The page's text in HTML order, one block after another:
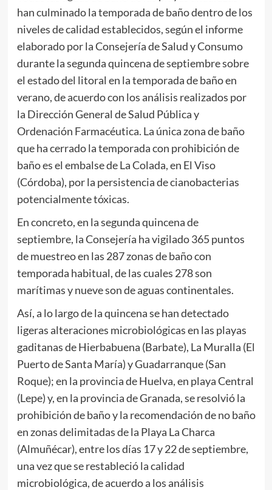
han culminado la temporada de baño dentro de los
niveles de calidad establecidos, según el informe
elaborado por la Consejería de Salud y Consumo
durante la segunda quincena de septiembre sobre
el estado del litoral en la temporada de baño en
verano, de acuerdo con los análisis realizados por
la Dirección General de Salud Pública y
Ordenación Farmacéutica. La única zona de baño
que ha cerrado la temporada con prohibición de
baño es el embalse de La Colada, en El Viso
(Córdoba), por la persistencia de cianobacterias
potencialmente tóxicas.
En concreto, en la segunda quincena de
septiembre, la Consejería ha vigilado 365 puntos
de muestreo en las 287 zonas de baño con
temporada habitual, de las cuales 278 son
marítimas y nueve son de aguas continentales.
Así, a lo largo de la quincena se han detectado
ligeras alteraciones microbiológicas en las playas
gaditanas de Hierbabuena (Barbate), La Muralla (El
Puerto de Santa María) y Guadarranque (San
Roque); en la provincia de Huelva, en playa Central
(Lepe) y, en la provincia de Granada, se resolvió la
prohibición de baño y la recomendación de no baño
en zonas delimitadas de la Playa La Charca
(Almuñécar), entre los días 17 y 22 de septiembre,
una vez que se restableció la calidad
microbiológica, de acuerdo a los análisis